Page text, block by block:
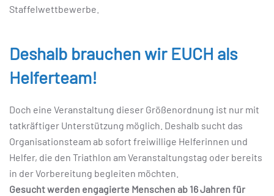
Staffelwettbewerbe.
Deshalb brauchen wir EUCH als
Helferteam!
Doch eine Veranstaltung dieser Größenordnung ist nur mit
tatkräftiger Unterstützung möglich. Deshalb sucht das
Organisationsteam ab sofort freiwillige Helferinnen und
Helfer, die den Triathlon am Veranstaltungstag oder bereits
in der Vorbereitung begleiten möchten.
Gesucht werden engagierte Menschen ab 16 Jahren für